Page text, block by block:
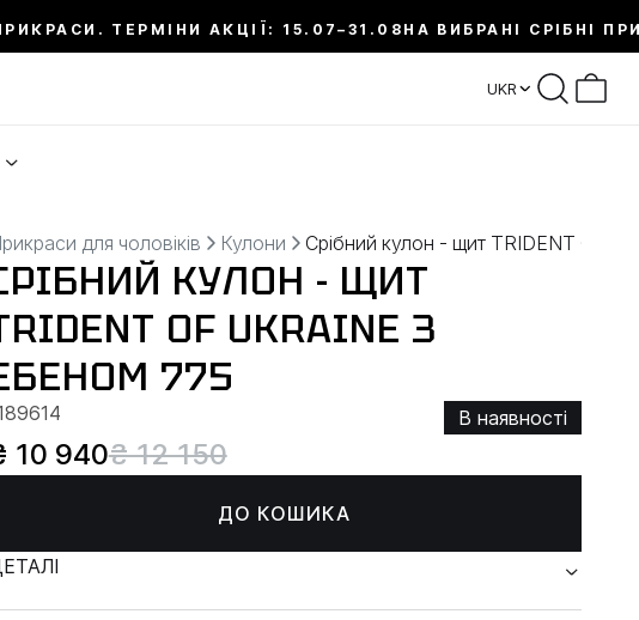
ТЕРМІНИ АКЦІЇ: 15.07–31.08 НА ВИБРАНІ СРІБНІ
UKR
для чоловіків Кулони Срібний кулон - щит TRIDENT OF
КУЛОН - ЩИТ
OF UKRAINE З
775
В наявності
10 940₴ 12 150
ДО КОШИКА